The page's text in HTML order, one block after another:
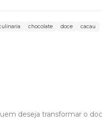
chocolate doce cacau
deseja transformar o